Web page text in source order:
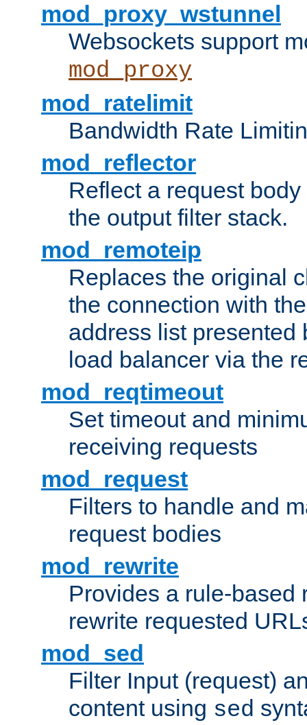
mod_proxy_wstunnel
Websockets support
mod_proxy
mod_ratelimit
Bandwidth Rate
mod_reflector
Reflect a request
the output filter stack.
mod_remoteip
Replaces the original
the connection with
address list presented
load balancer via the
mod_reqtimeout
Set timeout and
receiving requests
mod_request
Filters to handle and
request bodies
mod_rewrite
Provides a rule-based
rewrite requested
mod_sed
Filter Input (request)
content using sed